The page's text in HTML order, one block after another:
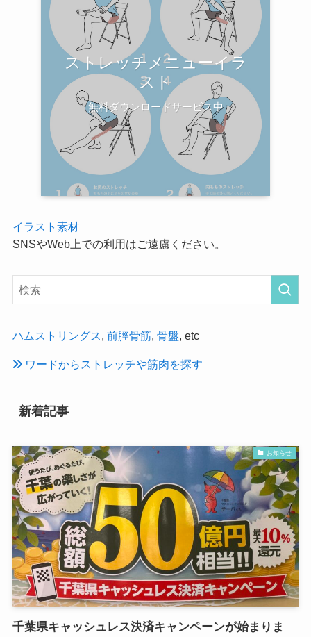
ストレッチメニューイラ
スト
無料ダウンロードサービス中
イラスト素材
SNSやWeb上での利用はご遠慮ください。
ハムストリングス, 前脛骨筋, 骨盤, etc
ワードからストレッチや筋肉を探す
新着記事
お知らせ
千葉県キャッシュレス決済キャンペーンが始まりま